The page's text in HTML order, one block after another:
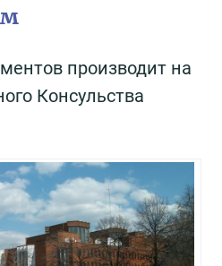
производит на
Консульства